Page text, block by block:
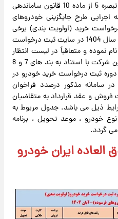
قابل توجه متقاضیان واجد شرایط تبصره 5 از ماده 10 قانون ساماندهی
ماده 11 آئین نامه اجرایی طرح جایگزینی خودروهای
خرید (اولویت بندی) برخی
محصولات ایران خودرو در آبان ماه سال 1404 در سایت ثبت درخواست
نموده و متعاقباً در لیست انتظار
خودرو قرار گرفته اند، می رساند این شرکت با استناد به بند های 7 و 8
ثبت درخواست خرید خودرو در
سامانه مذکور درصدد فراخوان
فروش و عقد قرارداد به متقاضیان
ذیل می باشد. جدول مربوط به
خودرو ، موعد تحویل ، برنامه
گردد.
ایران خودرو